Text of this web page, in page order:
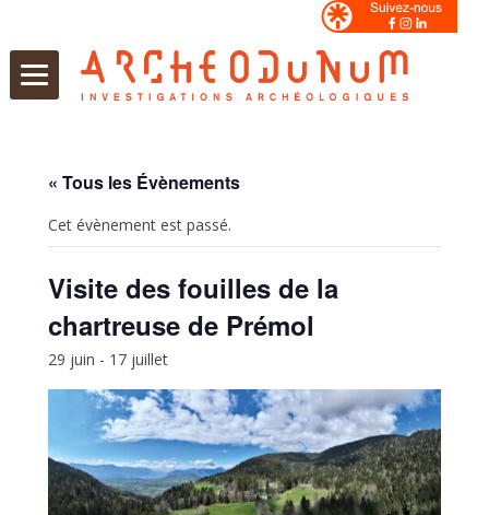
« Tous les Évènements
Cet évènement est passé.
Visite des fouilles de la
chartreuse de Prémol
29 juin - 17 juillet